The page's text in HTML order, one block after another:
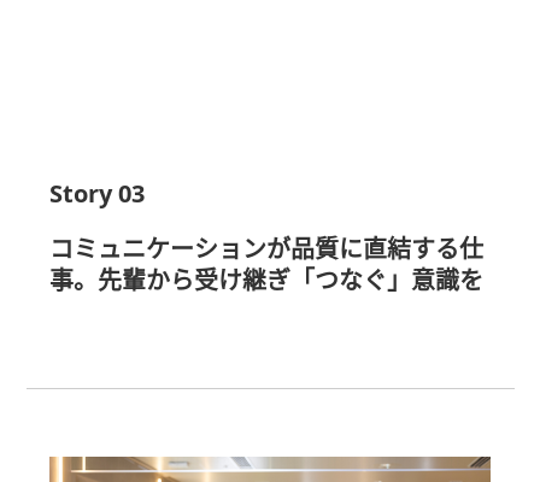
Story 03
コミュニケーションが品質に直結する仕
事。先輩から受け継ぎ「つなぐ」意識を